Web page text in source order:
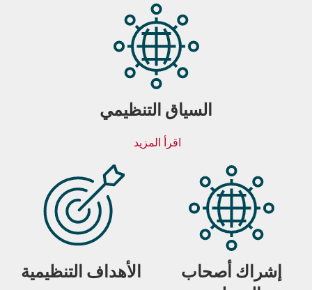
السياق التنظيمي
اقرأ المزيد
إشراك أصحاب
الأهداف التنظيمية